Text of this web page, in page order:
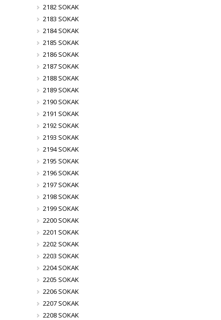
2182 SOKAK
2183 SOKAK
2184 SOKAK
2185 SOKAK
2186 SOKAK
2187 SOKAK
2188 SOKAK
2189 SOKAK
2190 SOKAK
2191 SOKAK
2192 SOKAK
2193 SOKAK
2194 SOKAK
2195 SOKAK
2196 SOKAK
2197 SOKAK
2198 SOKAK
2199 SOKAK
2200 SOKAK
2201 SOKAK
2202 SOKAK
2203 SOKAK
2204 SOKAK
2205 SOKAK
2206 SOKAK
2207 SOKAK
2208 SOKAK